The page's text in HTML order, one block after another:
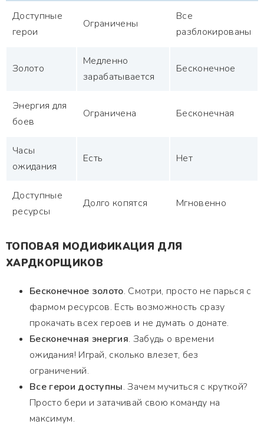
Доступные
герои
Ограничены
Все
разблокированы
Золото
Медленно
зарабатывается
Бесконечное
Энергия для
боев
Ограничена Бесконечная
Часы
ожидания
Есть Нет
Доступные
ресурсы
Долго копятся Мгновенно
ТОПОВАЯ МОДИФИКАЦИЯ ДЛЯ
ХАРДКОРЩИКОВ
Бесконечное золото. Смотри, просто не парься с
фармом ресурсов. Есть возможность сразу
прокачать всех героев и не думать о донате.
Бесконечная энергия. Забудь о времени
ожидания! Играй, сколько влезет, без
ограничений.
Все герои доступны. Зачем мучиться с круткой?
Просто бери и затачивай свою команду на
максимум.